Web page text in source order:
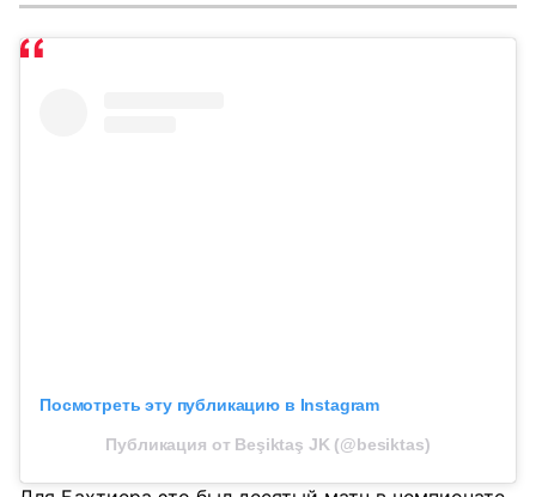
Посмотреть эту публикацию в Instagram
Публикация от Beşiktaş JK (@besiktas)